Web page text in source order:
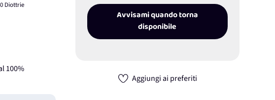
Diottrie
Avvisami quando torna
disponibile
Aggiungi ai preferiti
100%